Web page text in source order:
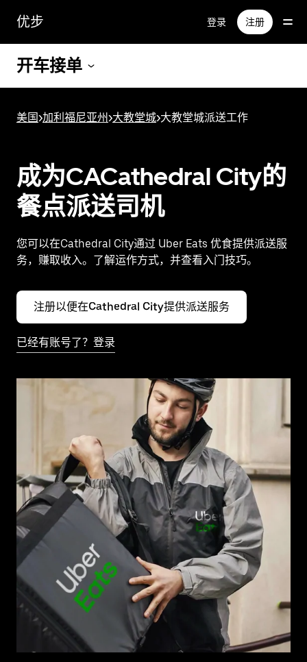
容
优步 登录 注册
开车接单
美国>加利福尼亚州>大教堂城>大教堂城派送工作
成为CACathedral City的
餐点派送司机
您可以在Cathedral City通过 Uber Eats 优食提供派送服
务，赚取收入。了解运作方式，并查看入门技巧。
注册以便在Cathedral City提供派送服务
已经有账号了？登录